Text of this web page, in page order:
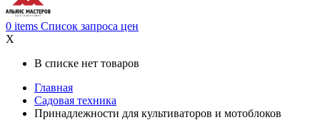
0 items Список запроса цен
X
В списке нет товаров
Главная
Садовая техника
Принадлежности для культиваторов и мотоблоков